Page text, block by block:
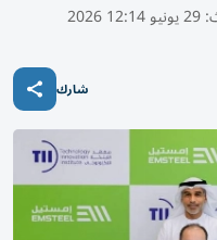
29 يونيو 12:14 2026
شارك